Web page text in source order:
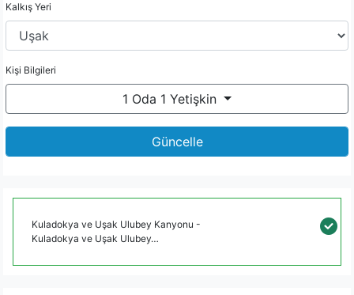
Kalkış Yeri
Kişi Bilgileri
1 Oda 1 Yetişkin
Güncelle
Kuladokya ve Uşak Ulubey Kanyonu -
Kuladokya ve Uşak Ulubey…